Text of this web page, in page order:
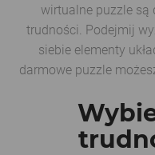
wirtualne puzzle są
trudności. Podejmij
siebie elementy
darmowe puzzle